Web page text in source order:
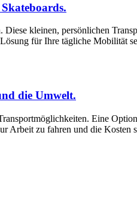
kleinen, persönlichen
für Ihre tägliche Mobilität
die Umwelt.
Eine
Arbeit zu fahren und die